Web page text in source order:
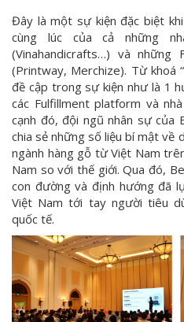
Đây là một sự kiện đặc biệt
cùng lúc của cả những
(Vinahandicrafts…) và những
(Printway, Merchize). Từ khoá
đề cập trong sự kiện như là 1
các Fulfillment platform và
cạnh đó, đội ngũ nhân sự của
chia sẻ những số liệu bí mật về
ngành hàng gỗ từ Việt Nam
Nam so với thế giới. Qua đó,
con đường và định hướng đã
Việt Nam tới tay người tiêu
quốc tế.